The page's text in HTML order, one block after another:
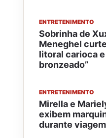
ENTRETENIMENTO
Sobrinha de
Meneghel
litoral carioca
bronzeado”
ENTRETENIMENTO
Mirella e
exibem
durante